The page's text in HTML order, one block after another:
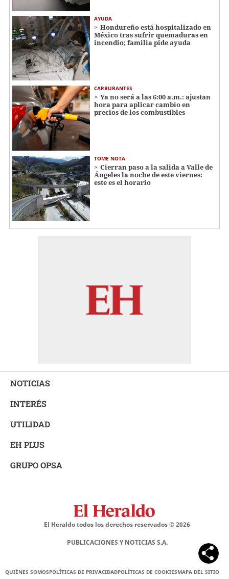
AYUDA
Hondureño está hospitalizado en
México tras sufrir quemaduras en
incendio; familia pide ayuda
CARBURANTES
Ya no será a las 6:00 a.m.: ajustan
hora para aplicar cambio en
precios de los combustibles
TOME NOTA
Cierran paso a la salida a Valle de
Ángeles la noche de este viernes:
este es el horario
NOTICIAS
INTERÉS
UTILIDAD
EH PLUS
GRUPO OPSA
El Heraldo todos los derechos reservados ©2026
PUBLICACIONES Y NOTICIAS S.A.
QUIÉNES SOMOSPOLÍTICAS DE PRIVACIDADPOLÍTICAS DE COOKIESMAPA DEL SITIO